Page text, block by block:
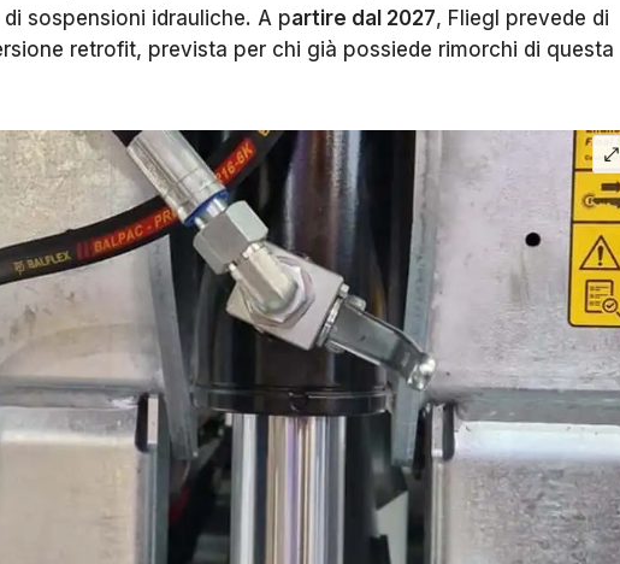
di sospensioni idrauliche. A partire dal 2027, Fliegl prevede di
retrofit, prevista per chi già possiede rimorchi di questa